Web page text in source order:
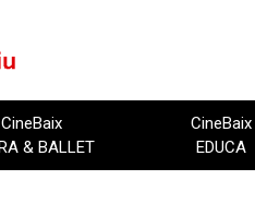
CineBaix
& BALLET
CineBaix
EDUCA